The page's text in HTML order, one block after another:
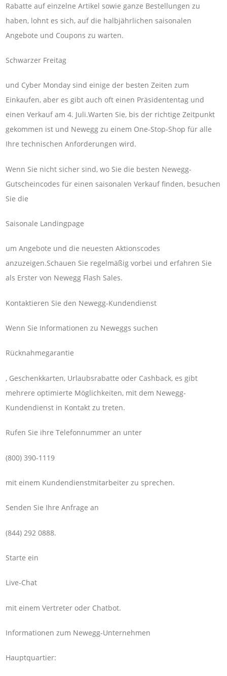
Rabatte auf einzelne Artikel sowie ganze Bestellungen zu
haben, lohnt es sich, auf die halbjährlichen saisonalen
Angebote und Coupons zu warten.
Schwarzer Freitag
und Cyber ​​Monday sind einige der besten Zeiten zum
Einkaufen, aber es gibt auch oft einen Präsidententag und
einen Verkauf am 4. Juli.Warten Sie, bis der richtige Zeitpunkt
gekommen ist und Newegg zu einem One-Stop-Shop für alle
Ihre technischen Anforderungen wird.
Wenn Sie nicht sicher sind, wo Sie die besten Newegg-
Gutscheincodes für einen saisonalen Verkauf finden, besuchen
Sie die
Saisonale Landingpage
um Angebote und die neuesten Aktionscodes
anzuzeigen.Schauen Sie regelmäßig vorbei und erfahren Sie
als Erster von Newegg Flash Sales.
Kontaktieren Sie den Newegg-Kundendienst
Wenn Sie Informationen zu Neweggs suchen
Rücknahmegarantie
, Geschenkkarten, Urlaubsrabatte oder Cashback, es gibt
mehrere optimierte Möglichkeiten, mit dem Newegg-
Kundendienst in Kontakt zu treten.
Rufen Sie ihre Telefonnummer an unter
(800) 390-1119
mit einem Kundendienstmitarbeiter zu sprechen.
Senden Sie Ihre Anfrage an
(844) 292 0888.
Starte ein
Live-Chat
mit einem Vertreter oder Chatbot.
Informationen zum Newegg-Unternehmen
Hauptquartier: